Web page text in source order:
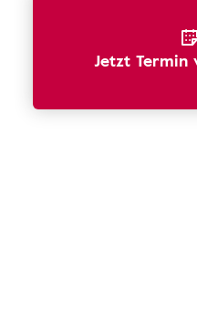
Jetzt Termin